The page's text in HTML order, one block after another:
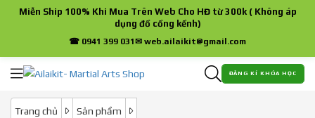
Miễn Ship 100% Khi Mua Trên Web Cho HĐ từ 300k ( Không áp
dụng đồ cồng kềnh)
☎ 0941 399 031✉ web.ailaikit@gmail.com
ĐĂNG KÍ KHÓA HỌC
Trang chủ Sản phẩm